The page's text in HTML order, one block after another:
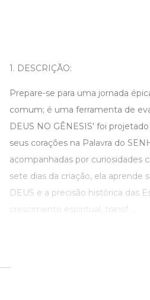
1. DESCRIÇÃO:
Prepare-se para uma jornada
comum; é uma ferramenta de
DEUS NO GÊNESIS' foi
seus corações na Palavra do
acompanhadas por curiosidades
sete dias da criação, ela aprende
DEUS e a precisão histórica das
crescimento espiritual, transf ...